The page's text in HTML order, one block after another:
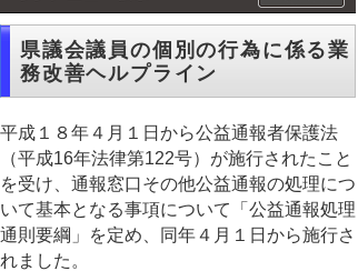
県議会議員の個別の行為に係る業
務改善ヘルプライン
平成１８年４月１日から公益通報者保護法
（平成16年法律第122号）が施行されたこと
を受け、通報窓口その他公益通報の処理につ
いて基本となる事項について「公益通報処理
通則要綱」を定め、同年４月１日から施行さ
れました。